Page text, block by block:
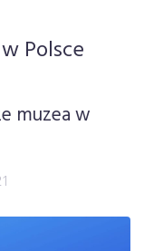
Polsce
muzea w